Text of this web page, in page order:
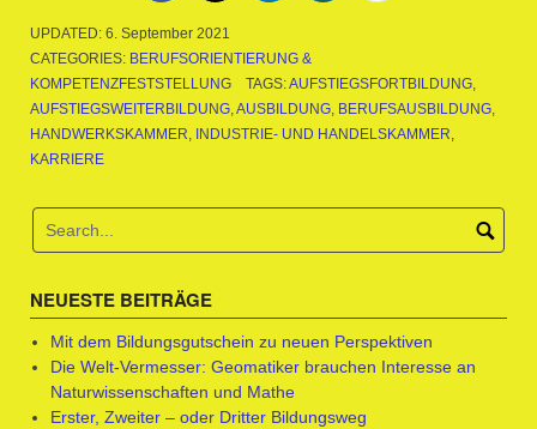
UPDATED: 6. September 2021
CATEGORIES: BERUFSORIENTIERUNG &
KOMPETENZFESTSTELLUNG
TAGS:AUFSTIEGSFORTBILDUNG,
AUFSTIEGSWEITERBILDUNG,AUSBILDUNG, BERUFSAUSBILDUNG,
HANDWERKSKAMMER, INDUSTRIE- UND HANDELSKAMMER,
KARRIERE
NEUESTE BEITRÄGE
Mit dem Bildungsgutschein zu neuen Perspektiven
Die Welt-Vermesser: Geomatiker brauchen Interesse an
Naturwissenschaften und Mathe
Erster, Zweiter – oder Dritter Bildungsweg